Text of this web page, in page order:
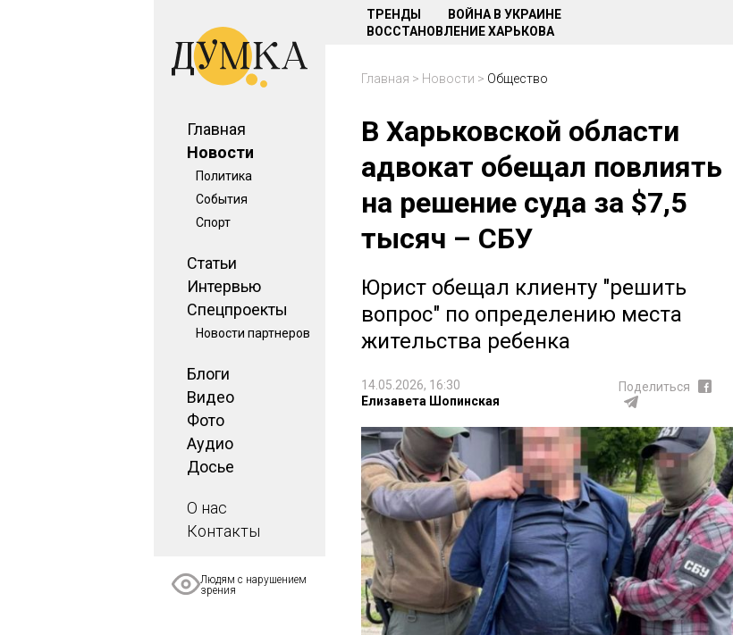
Главная
Новости
Политика
События
Спорт
Статьи
Интервью
Спецпроекты
Новости партнеров
Блоги
Видео
Фото
Аудио
Досье
О нас
Контакты
Людям с нарушением
зрения
ТРЕНДЫ
ВОЙНА В УКРАИНЕ
ВОССТАНОВЛЕНИЕ ХАРЬКОВА
Главная > Новости > Общество
В Харьковской области
адвокат обещал повлиять
на решение суда за $7,5
тысяч – СБУ
Юрист обещал клиенту "решить
вопрос" по определению места
жительства ребенка
14.05.2026, 16:30
Елизавета Шопинская
Поделиться